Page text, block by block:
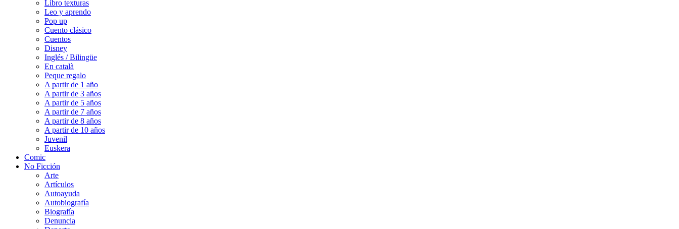
Libro texturas
Leo y aprendo
Pop up
Cuento clásico
Cuentos
Disney
Inglés / Bilingüe
En català
Peque regalo
A partir de 1 año
A partir de 3 años
A partir de 5 años
A partir de 7 años
A partir de 8 años
A partir de 10 años
Juvenil
Euskera
Comic
No Ficción
Arte
Artículos
Autoayuda
Autobiografía
Biografía
Denuncia